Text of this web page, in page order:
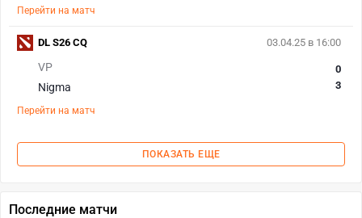
Перейти на матч
03.04.25 в 16:00
VP
Nigma
0
3
Перейти на матч
DL S26 CQ
ПОКАЗАТЬ ЕЩЕ
Последние матчи